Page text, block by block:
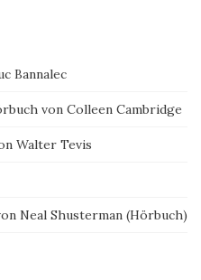
Bannalec
von Colleen Cambridge
Walter Tevis
Neal Shusterman (Hörbuch)